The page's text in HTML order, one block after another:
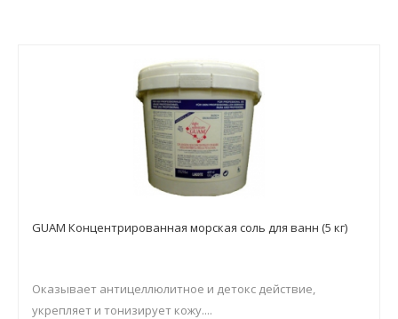
GUAM Концентрированная морская соль для ванн (5 кг)
Оказывает антицеллюлитное и детокс действие,
укрепляет и тонизирует кожу....